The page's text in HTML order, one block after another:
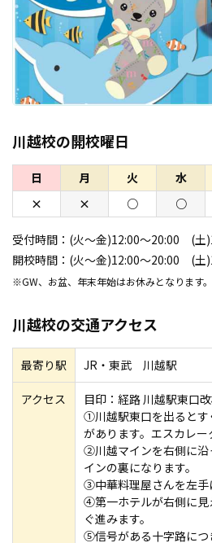
川越校の開校曜日
日 月 火 水
×
× ○ ○
受付時間： (火～金)12:00～20:00 (土
開校時間： (火～金)12:00～20:00 (土
※GW、お盆、年末年始はお休みとなります
川越校の交通アクセス
最寄り駅 JR・東武 川越駅
アクセス
目印：経路 川越駅東口
①川越駅東口を出るとす
があります。エスカレー
②川越マインを右側に沿
インの裏になります。
③中華料理屋さんを左手
④第一ホテルが右側に見
ぐ進みます。
⑤信号がある十字路につ